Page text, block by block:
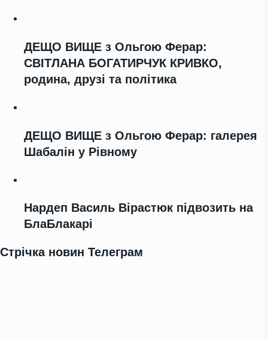
ДЕЩО ВИЩЕ з Ольгою Ферар:
СВІТЛАНА БОГАТИРЧУК КРИВКО,
родина, друзі та політика
ДЕЩО ВИЩЕ з Ольгою Ферар: галерея
Шабалін у Рівному
Нардеп Василь Вірастюк підвозить на
БлаБлакарі
Стрічка новин Телеграм